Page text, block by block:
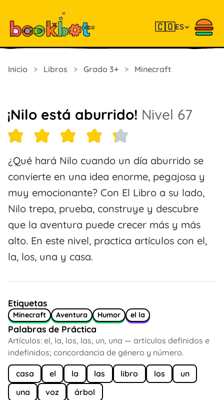
🇨🇴ES
Inicio > Libros > Grado 3+ > Minecraft
¡Nilo está aburrido! Nivel 67
¿Qué hará Nilo cuando un día aburrido se
convierte en una idea enorme, pegajosa y
muy emocionante? Con El Libro a su lado,
Nilo trepa, prueba, construye y descubre
que la aventura puede crecer más y más
alto. En este nivel, practica artículos con el,
la, los, una y casa.
Etiquetas
Minecraft Aventura Humor el la
Palabras de Práctica
Artículos: el, la, los, las, un, una — artículos definidos e
indefinidos; concordancia de género y número.
casa el la las libro los
un
una
voz árbol